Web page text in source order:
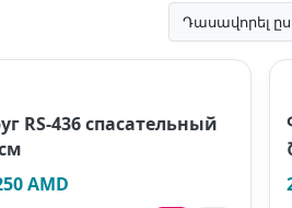
Դասավորել
RS-436 спасательный
AMD